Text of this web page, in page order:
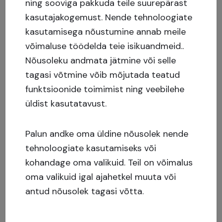
sellele, saab Crowdestate’i kasutada ka
reklaamikanalina, mis aitab projekti
turustamisele olulisel määral kaasa.
Milline oli kinnisvarainvesteeringute
kapitalistruktuur?
Lisaks ühisrahastamise kampaaniale oli riski
pangalaenu kui ka riskikapitalifondidelt.
Milline on teie tagasiside Crowdestate’i
kohta?
ning sooviga pakkuda teile suurepärast
kasutajakogemust. Nende tehnoloogiate
kasutamisega nõustumine annab meile
võimaluse töödelda teie isikuandmeid..
Nõusoleku andmata jätmine või selle
tagasi võtmine võib mõjutada teatud
funktsioonide toimimist ning veebilehe
üldist kasutatavust.
Palun andke oma üldine nõusolek nende
tehnoloogiate kasutamiseks või
kohandage oma valikuid. Teil on võimalus
oma valikuid igal ajahetkel muuta või
antud nõusolek tagasi võtta.